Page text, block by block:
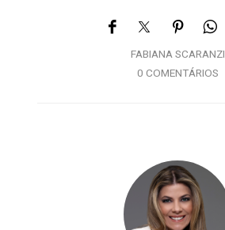
FABIANA SCARANZI
0 COMENTÁRIOS